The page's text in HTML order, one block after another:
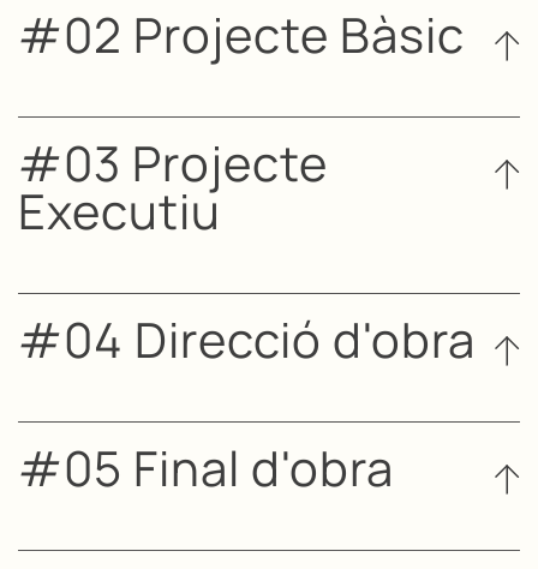
#02 Projecte Bàsic
#03 Projecte
Executiu
#04 Direcció d'obra
#05 Final d'obra